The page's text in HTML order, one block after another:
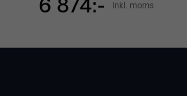
Inkl. moms